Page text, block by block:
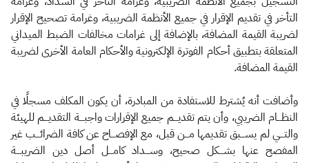
التأخر في تقديم الإقرار في جميع الأنظمة الضريبية، وغرامة تصحيح الإقرار
لضريبة القيمة المضافة، بالإضافة إلى غرامات مخالفات الضبط الميداني
المتعلقة بتطبيق أحكام الفوترة الإلكترونية والأحكام العامة الأخرى لضريبة
القيمة المضافة.
وأضافت أنه يُشترط للاستفادة من المبادرة، أن يكون المكلف مسجلًا في
النظـــام الضريبي، وأن يتم تقديـــم جميع الإقرارات واجبـــة التقديـــم للهيئة
والتـــي لم يســـبق تقديمها مـــن قبل، مع الإفصـــاح عن كافة الضرائـــب غير
المفصح عنها بشـــكل صحيح، وســـداد كامـــل أصل دين الضريبـــة